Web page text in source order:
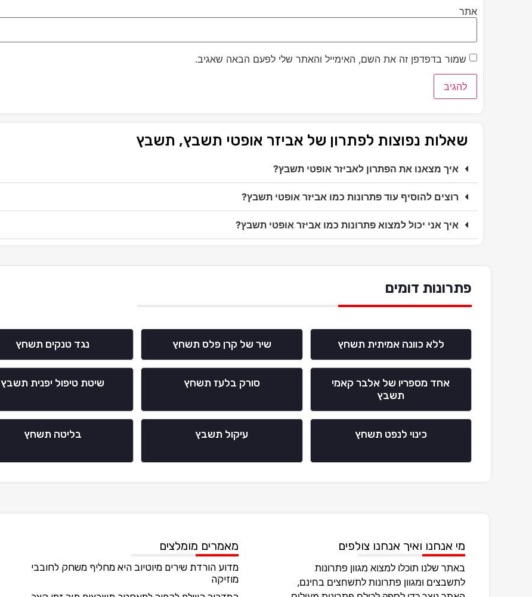
אתר
שמור בדפדפן זה את השם, האימייל והאתר שלי לפעם הבאה שאגיב.
שאלות נפוצות לפתרון של אביזר אופטי תשבץ, תשבץ
איך מצאנו את הפתרון לאביזר אופטי תשבץ?
רוצים להוסיף עוד פתרונות כמו אביזר אופטי תשבץ?
איך אני יכול למצוא פתרונות כמו אביזר אופטי תשבץ?
פתרונות דומים
ללא כוונה אמיתית תשחץ שיר של קרן פלס תשחץ נגד טנקים תשחץ
אחד מספריו של אלבר קאמי
תשבץ
סורק בלעז תשחץ שיטת טיפול יפנית תשבץ
כינוי לנפט תשחץ עיקול תשבץ בליטה תשחץ
מי אנחנו ואיך אנחנו צולפים
באתר שלנו תוכלו למצוא מגוון פתרונות
לתשבצים ומגוון פתרונות לתשחצים בחינם,
מאמרים מומלצים
מדוע הורדת שירים מיוטיוב היא מחליף משחק לחובבי
מוזיקה